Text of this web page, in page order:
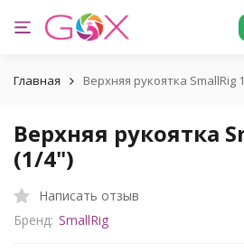
Главная Верхняя рукоятка SmallRig
Верхняя рукоятка
(1/4")
Написать отзыв
Бренд: SmallRig